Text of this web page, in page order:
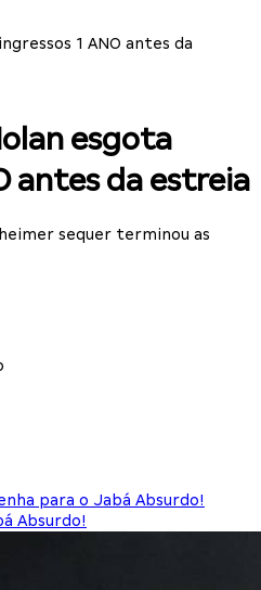
1 ANO antes da
esgota
antes da estreia
sequer terminou as
para o Jabá Absurdo!
Absurdo!